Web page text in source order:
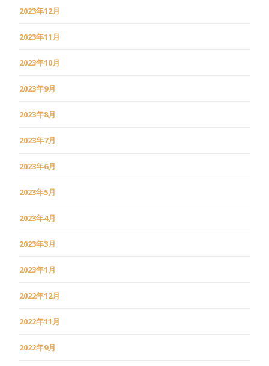
2023年12月
2023年11月
2023年10月
2023年9月
2023年8月
2023年7月
2023年6月
2023年5月
2023年4月
2023年3月
2023年1月
2022年12月
2022年11月
2022年9月